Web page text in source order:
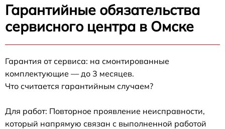
Гарантийные обязательства
сервисного центра в Омске
Гарантия от сервиса: на смонтированные
комплектующие — до 3 месяцев.
Что считается гарантийным случаем?
Для работ: Повторное проявление неисправности,
который напрямую связан с выполненной работой